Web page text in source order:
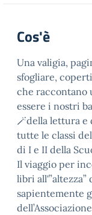
Cos'è
Una valigia,
sfogliare,
che raccontano
essere i nostri
🪄della lettura
tutte le classi
di I e II della
Il viaggio per
libri
sapientemente